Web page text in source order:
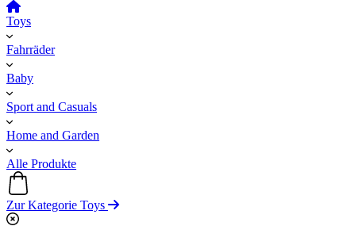
Toys
Fahrräder
Baby
Sport and Casuals
Home and Garden
Alle Produkte
Zur Kategorie Toys